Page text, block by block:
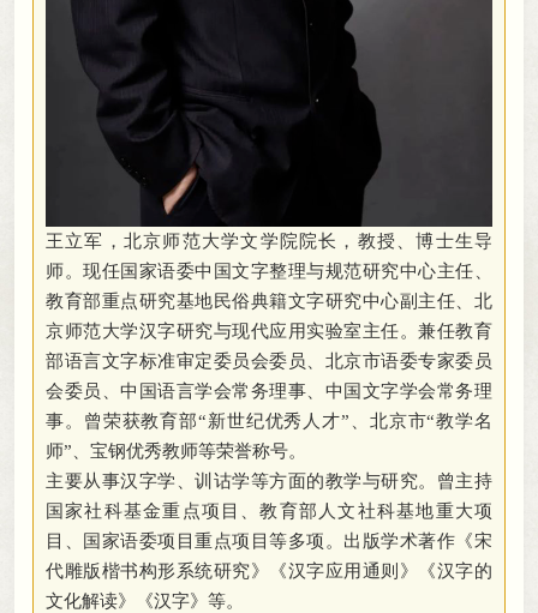
王立军 ， 北京师范大学文学院院长，教授、博士生导
师。现任国家语委中国文字整理与规范研究中心主任、
教育部重点研究基地民俗典籍文字研究中心副主任、北
京师范大学汉字研究与现代应用实验室主任。兼任教育
部语言文字标准审定委员会委员、北京市语委专家委员
会委员、中国语言学会常务理事、中国文字学会常务理
事。 曾荣获教育部“新世纪优秀人才”、北京市“教学名
师”、宝钢优秀教师等荣誉称号。
主要从事汉字学、训诂学等方面的教学与研究。 曾主持
国家社科基金重点项目、教育部人文社科基地重大项
目、国家语委项目重点项目等多项。出版学术著作《宋
代雕版楷书构形系统研究》《汉字应用通则》《汉字的
文化解读》《汉字》等。